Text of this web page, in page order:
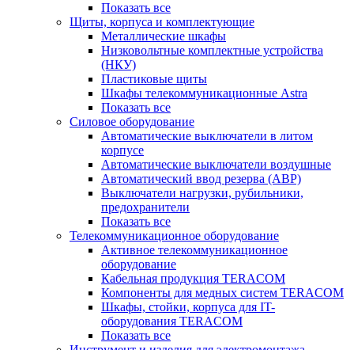
Показать все
Щиты, корпуса и комплектующие
Металлические шкафы
Низковольтные комплектные устройства
(НКУ)
Пластиковые щиты
Шкафы телекоммуникационные Astra
Показать все
Силовое оборудование
Автоматические выключатели в литом
корпусе
Автоматические выключатели воздушные
Автоматический ввод резерва (АВР)
Выключатели нагрузки, рубильники,
предохранители
Показать все
Телекоммуникационное оборудование
Активное телекоммуникационное
оборудование
Кабельная продукция TERACOM
Компоненты для медных систем TERACOM
Шкафы, стойки, корпуса для IT-
оборудования TERACOM
Показать все